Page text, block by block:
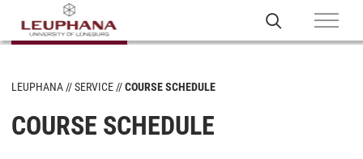
LEUPHANA SERVICE COURSE SCHEDULE
COURSE SCHEDULE